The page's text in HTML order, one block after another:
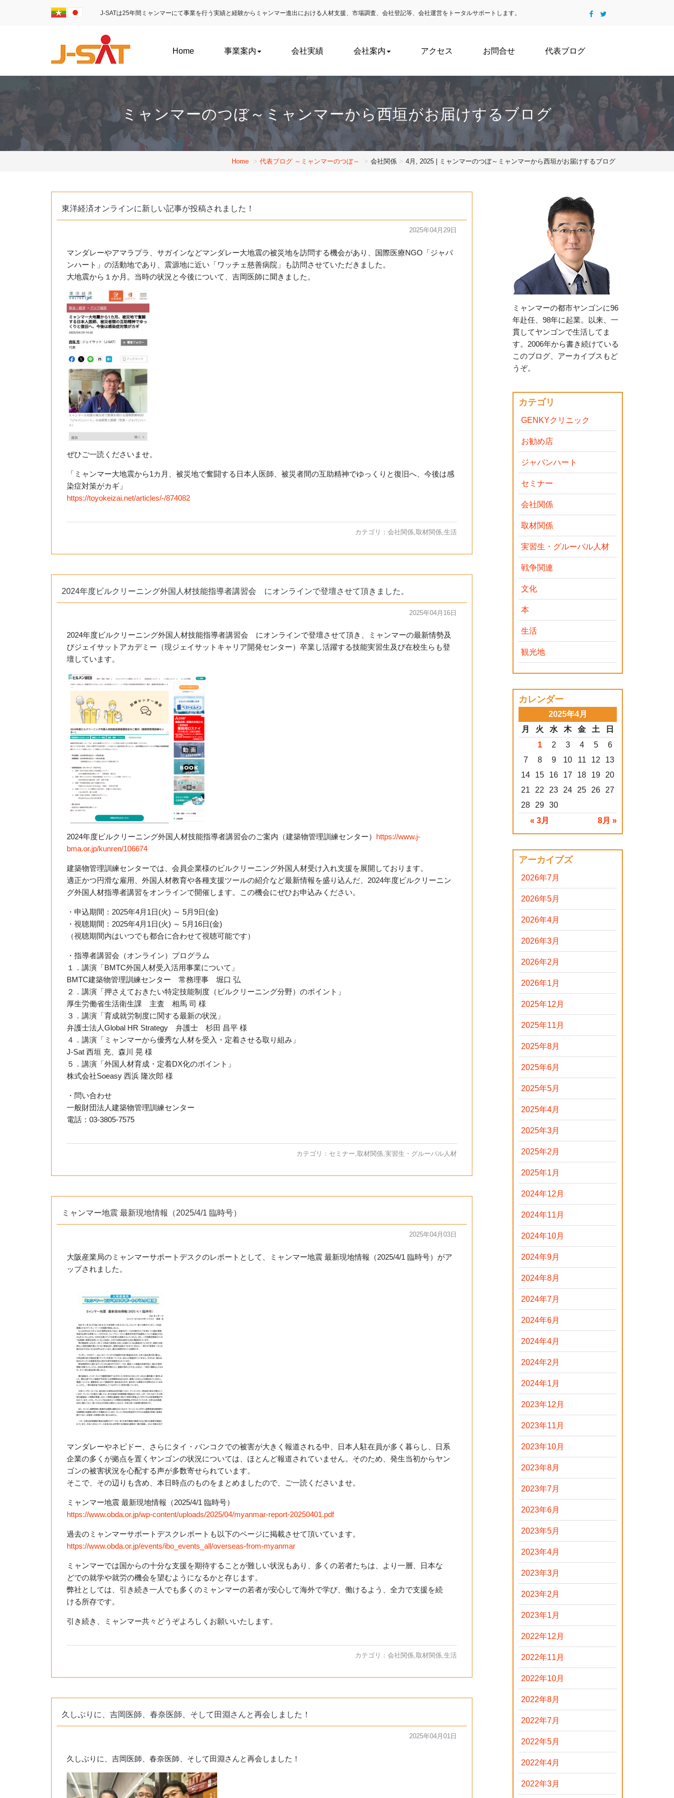
J-SATは25年間ミャンマーにて事業を行う実績と経験からミャンマー進出における 人材支援、市場調査、会社登記等、会社運営をトータルサポートします。
Home 事業案内 会社実績 会社案内 アクセス お問合せ 代表ブログ
ミャンマーのつぼ～ミャンマーから西垣がお届けするブログ
Home 代表ブログ ～ミャンマーのつぼ～ 会社関係 4月, 2025 | ミャンマーのつぼ～ミャンマーから西垣がお届けするブログ
東洋経済オンラインに新しい記事が投稿されました！
2025年04月29日
マンダレーやアマラプラ、サガインなどマンダレー大地震の被災地を訪問する機会があり、国際医療NGO「ジャパ
ンハート」 の活動地であり、震源地に近い「ワッチェ慈善病院」
も訪問させていただきました。
大地震から１か月。当時の状況と今後について、吉岡医師に聞きま した。
ぜひご一読くださいませ。
「ミャンマー大地震から1カ月、被災地で奮闘する日本人医師、被災者間の互助精神でゆっくりと復旧へ、今後は感
染症対策がカギ」
https://toyokeizai.net/articles/-/874082
カテゴリ： 会社関係 取材関係 生活
2024年度ビルクリーニング外国人材技能指導者講習会 にオンラインで登壇させて頂きました。
2025年04月16日
2024年度ビルクリーニング外国人材技能指導者講習会 にオンラインで登壇させて頂き、ミャンマーの最新情勢及
びジェイサットアカデミー（現ジェイサットキャリア開発センター）卒業し活躍する技能実習生及び在校生らも登
壇しています。
2024年度ビルクリーニング外国人材技能指導者講習会のご案内（建築物管理訓練センター） https://www.j-
bma.or.jp/kunren/106674
建築物管理訓練センターでは、会員企業様のビルクリーニング外国人材受け入れ支援を展開しております。
適正かつ円滑な雇用、外国人材教育や各種支援ツールの紹介など最新情報を盛り込んだ、2024年度ビルクリーニン
グ外国人材指導者講習をオンラインで開催します。この機会にぜひお申込みください。
・申込期間：2025年4月1日(火) ～ 5月9日(金)
・視聴期間：2025年4月1日(火) ～ 5月16日(金)
（視聴期間内はいつでも都合に合わせて視聴可能です）
・指導者講習会（オンライン）プログラム
１．講演「BMTC外国人材受入活用事業について」
BMTC建築物管理訓練センター 常務理事 堀口 弘
２．講演「押さえておきたい特定技能制度（ビルクリーニング分野）のポイント」
厚生労働省生活衛生課 主査 相馬 司 様
３．講演「育成就労制度に関する最新の状況」
弁護士法人Global HR Strategy 弁護士 杉田 昌平 様
４．講演「ミャンマーから優秀な人材を受入・定着させる取り組み」
J-Sat 西垣 充、森川 晃 様
５．講演「外国人材育成・定着DX化のポイント」
株式会社Soeasy 西浜 隆次郎 様
・問い合わせ
一般財団法人建築物管理訓練センター
電話：03-3805-7575
カテゴリ： セミナー,取材関係,実習生・グルーバル人材
ミャンマー地震 最新現地情報（2025/4/1 臨時号）
2025年04月03日
大阪産業局のミャンマーサポートデスクのレポートとして、ミャンマー地震 最新現地情報（2025/4/1 臨時号）がア
ップされました。
マンダレーやネピドー、さらにタイ・バンコクでの被害が大きく報道される中、日本人駐在員が多く暮らし、日系
企業の多くが拠点を置くヤンゴンの状況については、ほとんど報道されていません。そのため、発生当初からヤン
ゴンの被害状況を心配する声が多数寄せられています。
そこで、その辺りも含め、本日時点のものをまとめましたので、ご一読くださいませ。
ミャンマー地震 最新現地情報（2025/4/1 臨時号）
https://www.obda.or.jp/wp-content/uploads/2025/04/myanmar-report-20250401.pdf
過去のミャンマーサポートデスクレポートも以下のページに掲載させて頂いています。
https://www.obda.or.jp/events/ibo_events_all/overseas-from-myanmar
ミャンマーでは国からの十分な支援を期待することが難しい状況もあり、多くの若者たちは、より一層、日本な
どでの就学や就労の機会を望むようになるかと存じます。
弊社としては、引き続き一人でも多くのミャンマーの若者が安心して海外で学び、働けるよう、全力で支援を続
ける所存です。
引き続き、ミャンマー共々どうぞよろしくお願いいたします。
カテゴリ： 会社関係 取材関係 生活
久しぶりに、吉岡医師、春奈医師、そして田淵さんと再会しました！
2025年04月01日
久しぶりに、吉岡医師、春奈医師、そして田淵さんと再会しました！
ミャンマーの都市ヤンゴンに96
年赴任、98年に起業。以来、一
貫してヤンゴンで生活してま
す。2006年から書き続けている
このブログ、アーカイブスもど
うぞ。
カテゴリ
GENKYクリニック
お勧め店
ジャパンハート
セミナー
会社関係
取材関係
実習生・グルーバル人材
戦争関連
文化
本
生活
観光地
カレンダー
2025年4月
月
火 水 木 金 土 日
« 3月 8月 »
1 2 3 4 5
6
7
8 9 10 11 12
13
14
15 16 17 18 19
20
21
22 23 24 25 26
27
28
29 30
アーカイブズ
2026年7月
2026年5月
2026年4月
2026年3月
2026年2月
2026年1月
2025年12月
2025年11月
2025年8月
2025年6月
2025年5月
2025年4月
2025年3月
2025年2月
2025年1月
2024年12月
2024年11月
2024年10月
2024年9月
2024年8月
2024年7月
2024年6月
2024年4月
2024年2月
2024年1月
2023年12月
2023年11月
2023年10月
2023年8月
2023年7月
2023年6月
2023年5月
2023年4月
2023年3月
2023年2月
2023年1月
2022年12月
2022年11月
2022年10月
2022年8月
2022年7月
2022年5月
2022年4月
2022年3月